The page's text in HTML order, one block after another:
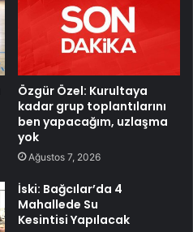
Özgür Özel: Kurultaya
kadar grup toplantılarını
ben yapacağım, uzlaşma
yok
Ağustos 7, 2026
İski: Bağcılar’da 4
Mahallede Su
Kesintisi Yapılacak